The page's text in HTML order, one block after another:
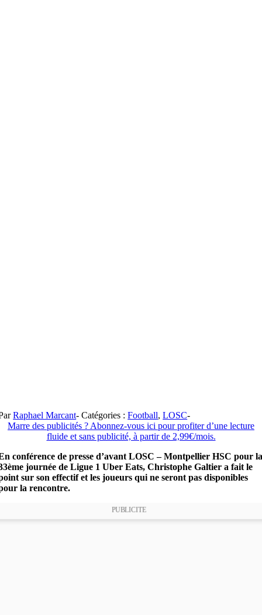
Raphael Marcant- Catégories :Football,LOSC-
Marre des publicités ? Abonnez-vous ici pour profiter d’une lecture
fluide et sans publicité, à partir de 2,99€/mois.
conférence de presse d’avant LOSC – Montpellier HSC pour
journée de Ligue 1 Uber Eats, Christophe Galtier a fait le
sur son effectif et les joueurs qui ne seront pas disponibles
la rencontre.
PUBLICITE